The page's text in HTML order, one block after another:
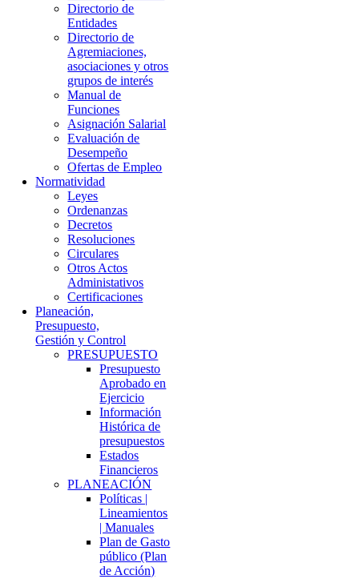
Directorio de
Entidades
Directorio de
Agremiaciones,
asociaciones y otros
grupos de interés
Manual de
Funciones
Asignación Salarial
Evaluación de
Desempeño
Ofertas de Empleo
Normatividad
Leyes
Ordenanzas
Decretos
Resoluciones
Circulares
Otros Actos
Administativos
Certificaciones
Planeación,
Presupuesto,
Gestión y Control
PRESUPUESTO
Presupuesto
Aprobado en
Ejercicio
Información
Histórica de
presupuestos
Estados
Financieros
PLANEACIÓN
Políticas |
Lineamientos
| Manuales
Plan de Gasto
público (Plan
de Acción)